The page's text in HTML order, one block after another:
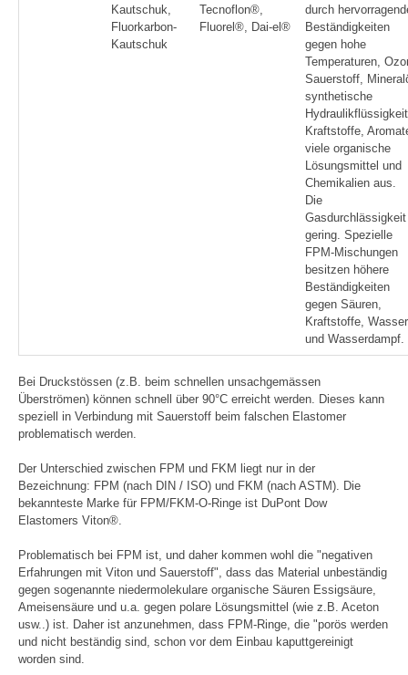
Kautschuk,
Fluorkarbon-
Kautschuk
Tecnoflon®,
Fluorel®, Dai-el®
durch
Beständigkeiten
gegen hohe
Temperaturen,
Sauerstoff,
synthetische
Kraftstoffe,
viele organische
Lösungsmittel und
Chemikalien aus.
Die
gering. Spezielle
FPM-Mischungen
besitzen höhere
Beständigkeiten
gegen Säuren,
Kraftstoffe, Wasser
und Wasserdampf.
Bei Druckstössen (z.B. beim schnellen unsachgemässen
Überströmen) können schnell über 90°C erreicht werden. Dieses kann
speziell in Verbindung mit Sauerstoff beim falschen Elastomer
problematisch werden.
Der Unterschied zwischen FPM und FKM liegt nur in der
Bezeichnung: FPM (nach DIN / ISO) und FKM (nach ASTM). Die
bekannteste Marke für FPM/FKM-O-Ringe ist DuPont Dow
Elastomers Viton®.
Problematisch bei FPM ist, und daher kommen wohl die "negativen
Erfahrungen mit Viton und Sauerstoff", dass das Material unbeständig
gegen sogenannte niedermolekulare organische Säuren Essigsäure,
Ameisensäure und u.a. gegen polare Lösungsmittel (wie z.B. Aceton
usw..) ist. Daher ist anzunehmen, dass FPM-Ringe, die "porös werden
und nicht beständig sind, schon vor dem Einbau kaputtgereinigt
worden sind.